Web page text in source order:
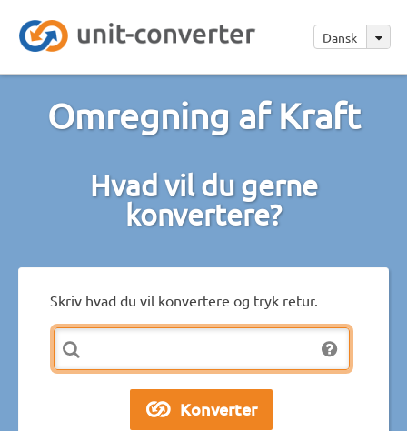
Dansk
Omregning af Kraft
Hvad vil du gerne
konvertere?
Skriv hvad du vil konvertere og tryk retur.